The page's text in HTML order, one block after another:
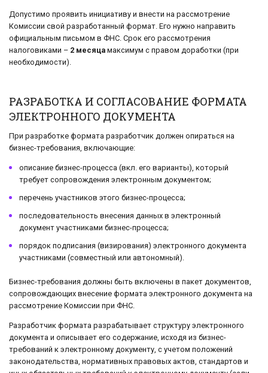
Допустимо проявить инициативу и внести на рассмотрение
Комиссии свой разработанный формат. Его нужно направить
официальным письмом в ФНС. Срок его рассмотрения
налоговиками – 2 месяца максимум с правом доработки (при
необходимости).
РАЗРАБОТКА И СОГЛАСОВАНИЕ ФОРМАТА
ЭЛЕКТРОННОГО ДОКУМЕНТА
При разработке формата разработчик должен опираться на
бизнес-требования, включающие:
описание бизнес-процесса (вкл. его варианты), который
требует сопровождения электронным документом;
перечень участников этого бизнес-процесса;
последовательность внесения данных в электронный
документ участниками бизнес-процесса;
порядок подписания (визирования) электронного документа
участниками (совместный или автономный).
Бизнес-требования должны быть включены в пакет документов,
сопровождающих внесение формата электронного документа на
рассмотрение Комиссии при ФНС.
Разработчик формата разрабатывает структуру электронного
документа и описывает его содержание, исходя из бизнес-
требований к электронному документу, с учетом положений
законодательства, нормативных правовых актов, стандартов и